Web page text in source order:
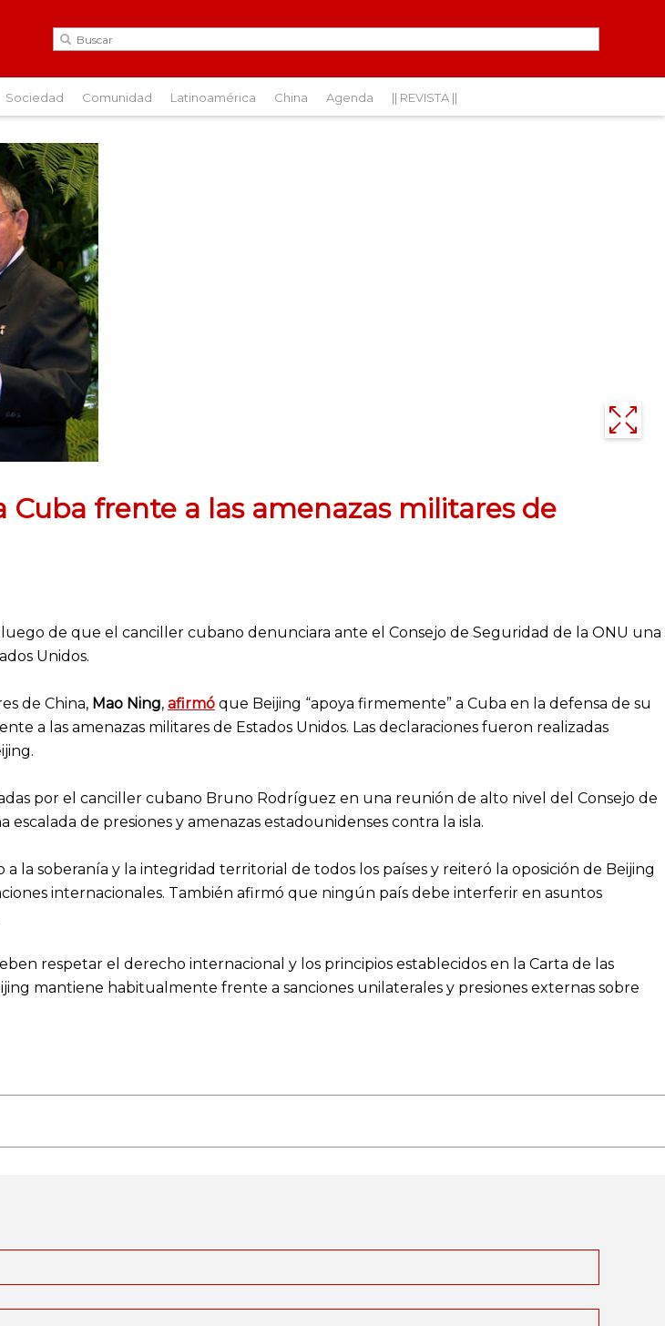
Sociedad Comunidad Latinoamérica China Agenda || REVISTA ||
Cuba frente a las amenazas militares de
de que el canciller cubano denunciara ante el Consejo de Seguridad de la ONU una
Unidos.
de China, Mao Ning, afirmó que Beijing “apoya firmemente” a Cuba en la defensa de su
a las amenazas militares de Estados Unidos. Las declaraciones fueron realizadas
por el canciller cubano Bruno Rodríguez en una reunión de alto nivel del Consejo de
de presiones y amenazas estadounidenses contra la isla.
la soberanía y la integridad territorial de todos los países y reiteró la oposición de Beijing
internacionales. También afirmó que ningún país debe interferir en asuntos
respetar el derecho internacional y los principios establecidos en la Carta de las
mantiene habitualmente frente a sanciones unilaterales y presiones externas sobre